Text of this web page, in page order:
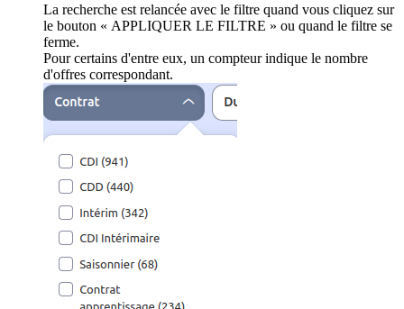
La recherche est relancée avec le filtre quand vous cliquez sur
le bouton « APPLIQUER LE FILTRE » ou quand le filtre se
ferme.
Pour certains d'entre eux, un compteur indique le nombre
d'offres correspondant.